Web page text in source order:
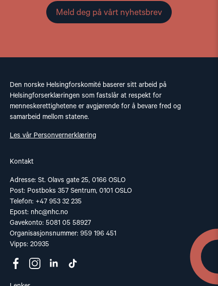
Meld deg på vårt nyhetsbrev
Den norske Helsingforskomité baserer sitt arbeid på
Helsingforserklæringen som fastslår at respekt for
menneskerettighetene er avgjørende for å bevare fred og
samarbeid mellom statene.
Les vår Personvernerklæring
Kontakt
Adresse: St. Olavs gate 25, 0166 OSLO
Post: Postboks 357 Sentrum, 0101 OSLO
Telefon: +47 953 32 235
Epost: nhc@nhc.no
Gavekonto: 5081 05 58927
Organisasjonsnummer: 959 196 451
Vipps: 20935